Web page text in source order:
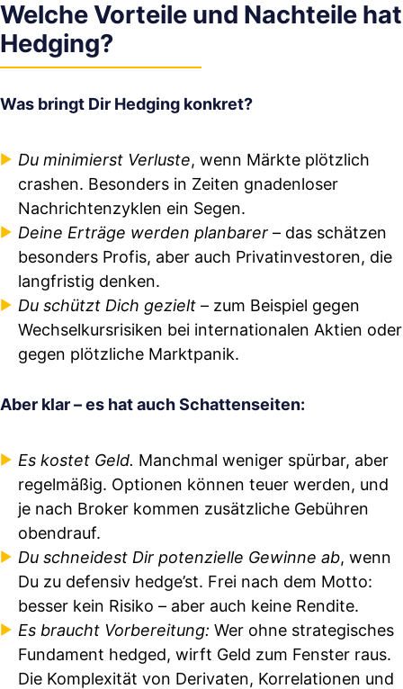
Welche Vorteile und Nachteile hat
Hedging?
Was bringt Dir Hedging konkret?
Du minimierst Verluste, wenn Märkte plötzlich
crashen. Besonders in Zeiten gnadenloser
Nachrichtenzyklen ein Segen.
Deine Erträge werden planbarer – das schätzen
besonders Profis, aber auch Privatinvestoren, die
langfristig denken.
Du schützt Dich gezielt – zum Beispiel gegen
Wechselkursrisiken bei internationalen Aktien oder
gegen plötzliche Marktpanik.
Aber klar – es hat auch Schattenseiten:
Es kostet Geld. Manchmal weniger spürbar, aber
regelmäßig. Optionen können teuer werden, und
je nach Broker kommen zusätzliche Gebühren
obendrauf.
Du schneidest Dir potenzielle Gewinne ab, wenn
Du zu defensiv hedge’st. Frei nach dem Motto:
besser kein Risiko – aber auch keine Rendite.
Es braucht Vorbereitung: Wer ohne strategisches
Fundament hedged, wirft Geld zum Fenster raus.
Die Komplexität von Derivaten, Korrelationen und